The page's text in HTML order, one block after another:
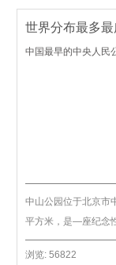
世界分布最多
中国最早的中央人民
中山公园位于北京市
平方米，是—座纪念
浏览:56822